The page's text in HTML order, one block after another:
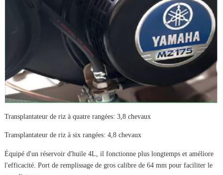
Transplantateur de riz à quatre rangées: 3,8 chevaux
Transplantateur de riz à six rangées: 4,8 chevaux
Équipé d'un réservoir d'huile 4L, il fonctionne plus longtemps et améliore
l'efficacité. Port de remplissage de gros calibre de 64 mm pour faciliter le